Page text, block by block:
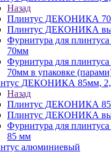
Назад
Плинтус ДЕКОНИКА
Плинтус ДЕКОНИКА
Фурнитура для
70мм
Фурнитура для
70мм в упаковке
ДЕКОНИКА 85мм,
Назад
Плинтус ДЕКОНИКА
Плинтус ДЕКОНИКА
Фурнитура для
85 мм
алюминиевый